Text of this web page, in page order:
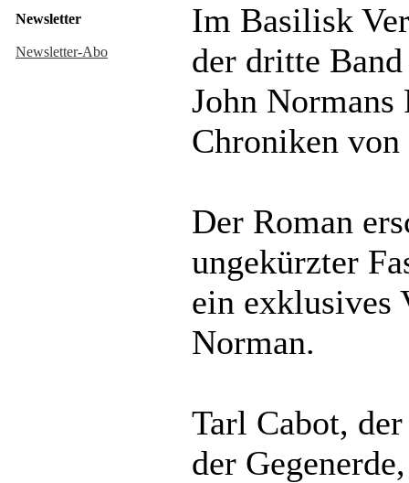
Newsletter
Newsletter-Abo
Im Basilisk
der dritte
John
Chroniken
Der Roman
ungekürzter
ein exklusives
Norman.
Tarl Cabot,
der